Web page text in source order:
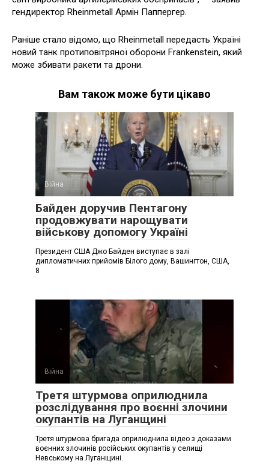
гендиректор Rheinmetall Армін Паппергер.
Раніше стало відомо, що Rheinmetall передасть Україні
новий танк протиповітряної оборони Frankenstein, який
може збивати ракети та дрони.
Вам також може бути цікаво
Війна
Байден доручив Пентагону
продовжувати нарощувати
військову допомогу Україні
Президент США Джо Байден виступає в залі
дипломатичних прийомів Білого дому, Вашингтон, США,
8
Війна
Третя штурмова оприлюднила
розслідування про воєнні злочини
окупантів на Луганщині
Третя штурмова бригада оприлюднила відео з доказами
воєнних злочинів російських окупантів у селищі
Невському на Луганщині.